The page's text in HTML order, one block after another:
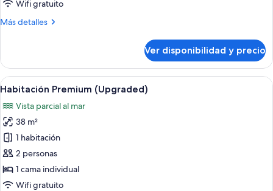
Queen
size
Wifi gratuito
Más detalles
Más
1
cama
Queen
(Cosy)
Ver disponibilidad y precio
Ver
todas
las
fotos
de
Habitación
Premium
(Upgraded)
Una cama con ropa blanca y un
5
Habitación Premium (Upgraded)
Vista parcial al mar
38 m²
1 habitación
2 personas
1 cama individual
Wifi gratuito